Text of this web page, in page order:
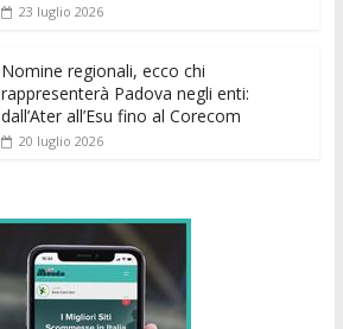
23 luglio 2026
Nomine regionali, ecco chi
rappresenterà Padova negli enti:
dall’Ater all’Esu fino al Corecom
20 luglio 2026